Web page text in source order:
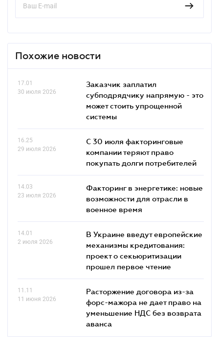
Похожие новости
17.01
30 июля 2026
Заказчик заплатил
субподрядчику напрямую - это
может стоить упрощенной
системы
16.25
29 июля 2026
С 30 июля факторинговые
компании теряют право
покупать долги потребителей
14.03
23 июля 2026
Факторинг в энергетике: новые
возможности для отрасли в
военное время
14.01
2 июля 2026
В Украине введут европейские
механизмы кредитования:
проект о секьюритизации
прошел первое чтение
11.11
11 июня 2026
Расторжение договора из-за
форс-мажора не дает право на
уменьшение НДС без возврата
аванса